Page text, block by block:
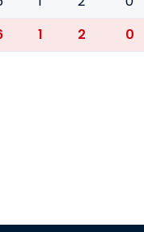
1 2 0